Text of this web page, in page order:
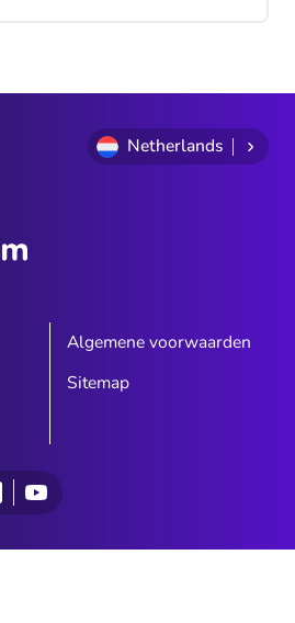
Netherlands
Algemene voorwaarden
Sitemap